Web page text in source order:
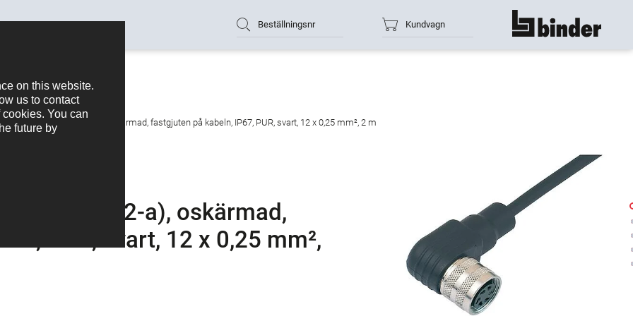
Beställningsnr Kundvagn show all
antal poler: 12 (12-a), oskärmad, fastgjuten på kabeln, IP67, PUR, svart, 12 x 0,25 mm², 2 m
12 (12-a), oskärmad,
PUR, svart, 12 x 0,25 mm²,